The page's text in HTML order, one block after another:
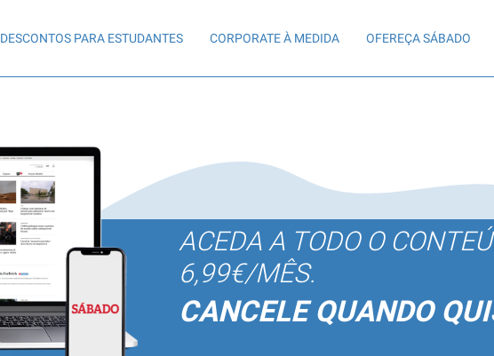
DESCONTOS PARA ESTUDANTES CORPORATE À MEDIDA OFEREÇA SÁBADO
ACEDA A TODO O
6,99€/MÊS.
CANCELE QUANDO